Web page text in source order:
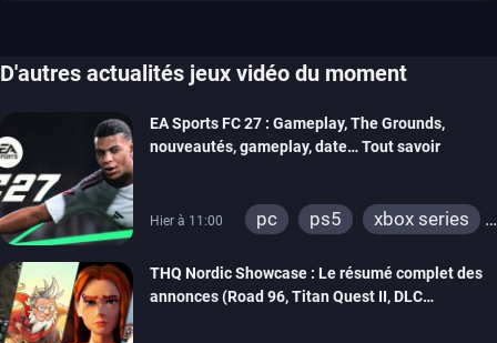
D'autres actualités jeux vidéo du moment
EA Sports FC 27 : Gameplay, The Grounds,
nouveautés, gameplay, date… Tout savoir
Hier à 11:00 pc ps5
xbox series
THQ Nordic Showcase : Le résumé complet des
annonces (Road 96, Titan Quest II, DLC